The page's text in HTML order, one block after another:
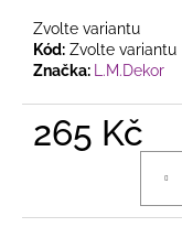
Zvolte variantu
Kód: Zvolte variantu
Značka: L.M.Dekor
265 Kč